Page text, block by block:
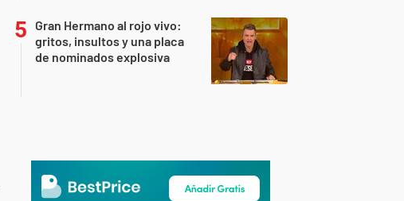
Gran Hermano al rojo vivo:
gritos, insultos y una placa
de nominados explosiva